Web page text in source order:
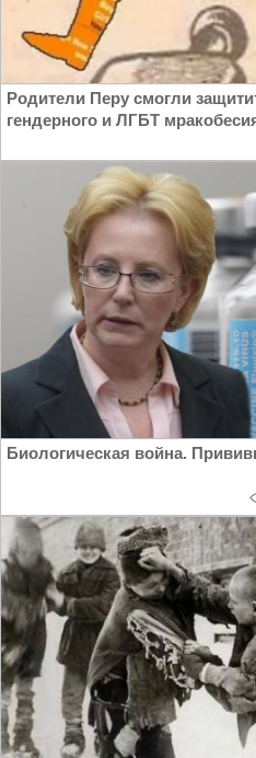
Родители Перу смогли
гендерного и ЛГБТ
Биологическая война.